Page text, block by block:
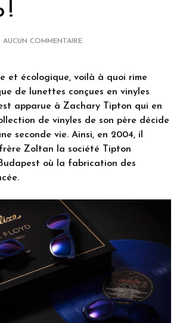
!
AUCUN COMMENTAIRE
et écologique, voilà à quoi rime
de lunettes conçues en vinyles
apparue à Zachary Tipton qui en
de vinyles de son père décide
seconde vie. Ainsi, en 2004, il
Zoltan la société Tipton
où la fabrication des